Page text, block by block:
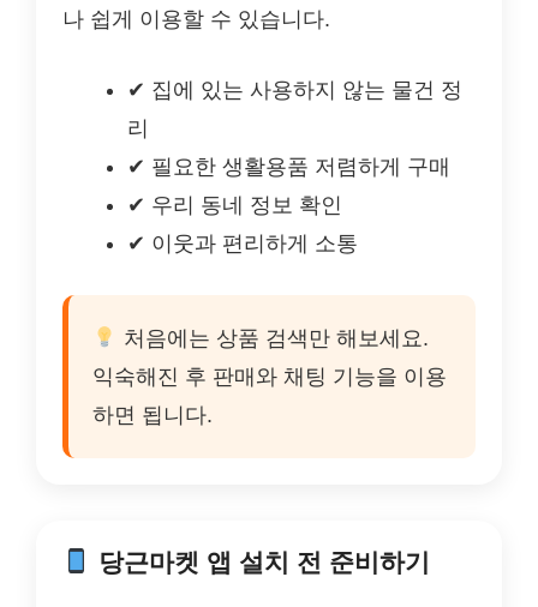
나 쉽게 이용할 수 있습니다.
✔ 집에 있는 사용하지 않는 물건 정
리
✔ 필요한 생활용품 저렴하게 구매
✔ 우리 동네 정보 확인
✔ 이웃과 편리하게 소통
처음에는 상품 검색만 해보세요.
익숙해진 후 판매와 채팅 기능을 이용
하면 됩니다.
당근마켓 앱 설치 전 준비하기